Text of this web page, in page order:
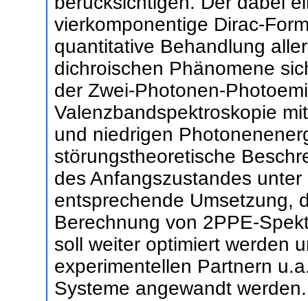
vierkomponentige Dirac-
quantitative Behandlung
dichroischen Phänomene
der Zwei-Photonen-
Valenzbandspektroskopie
und niedrigen
störungstheoretische
des Anfangszustandes
entsprechende Umsetzung,
Berechnung von 2PPE-
soll weiter optimiert werden
experimentellen Partnern
Systeme angewandt